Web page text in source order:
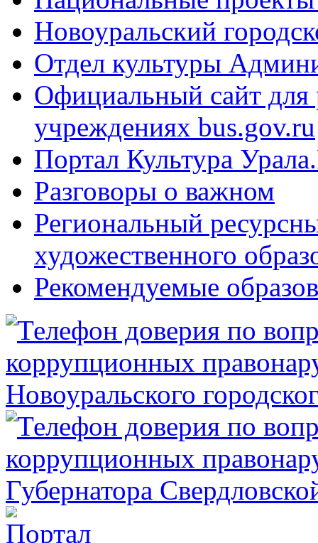
Новоуральский
Отдел культуры
Официальный сайт
учреждениях bus.gov.ru
Портал Культура
Разговоры о важном
Региональный
художественного
Рекомендуемые